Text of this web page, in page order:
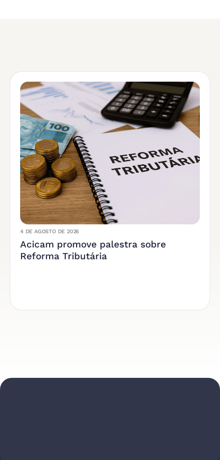
4 DE AGOSTO DE 2026
Acicam promove palestra sobre
Reforma Tributária